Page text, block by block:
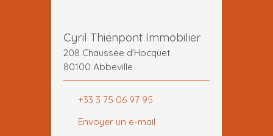
Cyril Thienpont Immobilier
208 Chaussee d'Hocquet
80100 Abbeville
+33 3 75 06 97 95
Envoyer un e-mail